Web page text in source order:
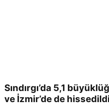
Sındırgı’da 5,1
ve İzmir’de de hissedildi